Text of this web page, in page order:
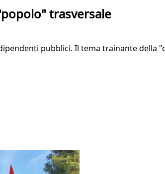
trasversale
pubblici. Il tema trainante della